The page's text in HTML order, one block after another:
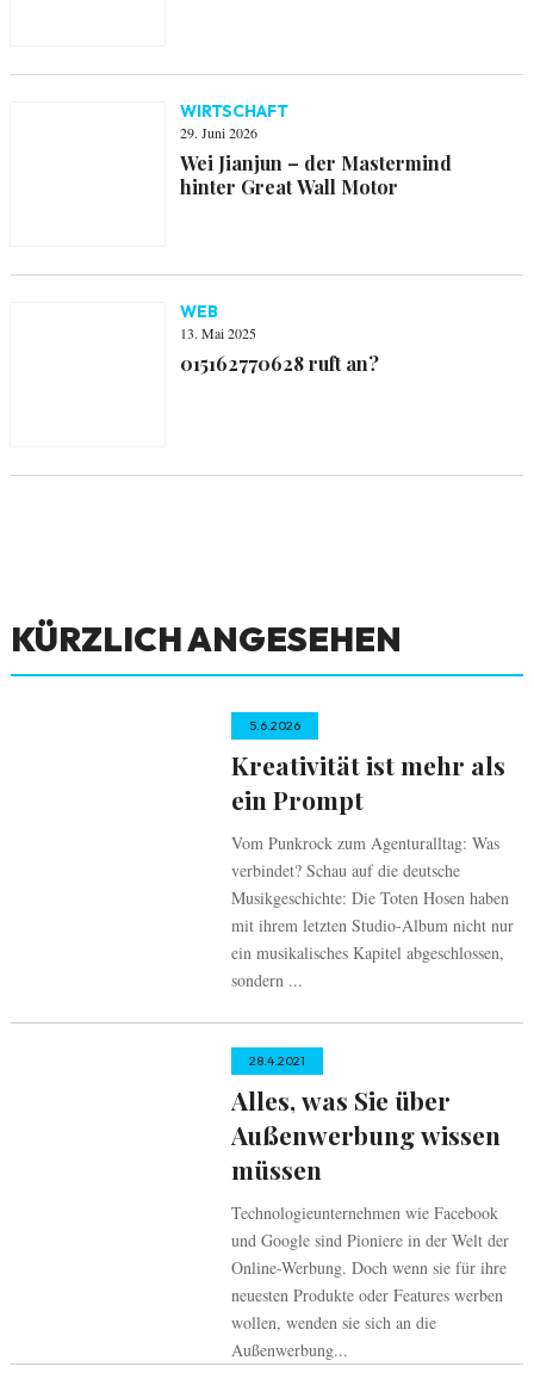
WIRTSCHAFT
29. Juni 2026
Wei Jianjun – der Mastermind
hinter Great Wall Motor
WEB
13. Mai 2025
015162770628 ruft an?
KÜRZLICH ANGESEHEN
5.6.2026
Kreativität ist mehr als
ein Prompt
Vom Punkrock zum Agenturalltag: Was
verbindet? Schau auf die deutsche
Musikgeschichte: Die Toten Hosen haben
mit ihrem letzten Studio-Album nicht nur
ein musikalisches Kapitel abgeschlossen,
sondern ...
28.4.2021
Alles, was Sie über
Außenwerbung wissen
müssen
Technologieunternehmen wie Facebook
und Google sind Pioniere in der Welt der
Online-Werbung. Doch wenn sie für ihre
neuesten Produkte oder Features werben
wollen, wenden sie sich an die
Außenwerbung...